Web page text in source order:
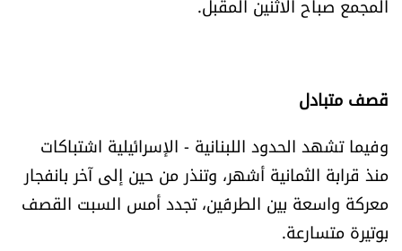
قصف متبادل
وفيما تشهد الحدود اللبنانية - الإسرائيلية اشتباكات
منذ قرابة الثمانية أشهر، وتنذر من حين إلى آخر بانفجار
معركة واسعة بين الطرفَين، تجدد أمس السبت القصف
بوتيرة متسارعة.